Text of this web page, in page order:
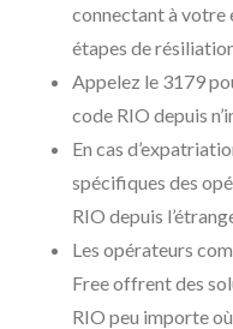
connectant à votre
étapes de
Appelez le 3179
code RIO depuis
En cas
spécifiques des
RIO depuis
Les opérateurs
Free offrent des
RIO peu importe